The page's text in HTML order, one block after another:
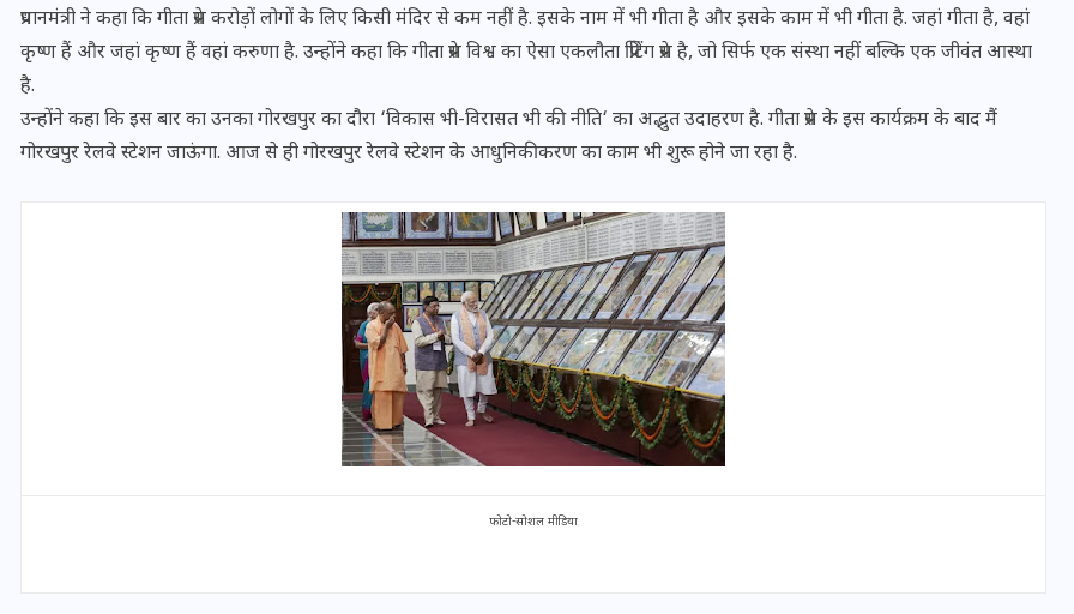
प्रधानमंत्री ने कहा कि गीता प्रेस करोड़ों लोगों के लिए किसी मंदिर से कम नहीं है. इसके नाम में भी गीता है और इसके काम में भी गीता है. जहां गीता है, वहां
कृष्ण हैं और जहां कृष्ण हैं वहां करुणा है. उन्होंने कहा कि गीता प्रेस विश्व का ऐसा एकलौता प्रिंटिंग प्रेस है, जो सिर्फ एक संस्था नहीं बल्कि एक जीवंत आस्था
है.
उन्होंने कहा कि इस बार का उनका गोरखपुर का दौरा ‘विकास भी-विरासत भी की नीति‘ का अद्भुत उदाहरण है. गीता प्रेस के इस कार्यक्रम के बाद मैं
गोरखपुर रेलवे स्टेशन जाऊंगा. आज से ही गोरखपुर रेलवे स्टेशन के आधुनिकीकरण का काम भी शुरू होने जा रहा है.
फोटो-सोशल मीडिया
भारत में स्टारलिंक की लैंडिंग में
स्पेक्ट्रम की कीमत पर फंसा पेंच,
30 दिसम्बर 2025
भारत में स्टारलिंक की लैंडिंग में
स्पेक्ट्रम की कीमत पर फंसा पेंच,
आया बड़ा अपडेट